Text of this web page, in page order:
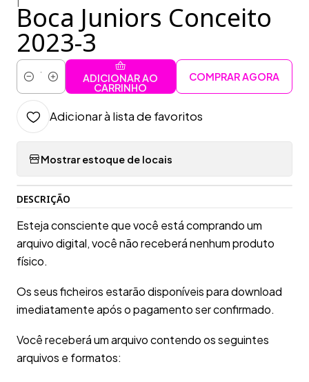
Boca Juniors Conceito
2023-3
Quantidade
ADICIONAR AO
CARRINHO
COMPRAR AGORA
Adicionar à lista de favoritos
Mostrar estoque de locais
DESCRIÇÃO
Esteja consciente que você está comprando um
arquivo digital, você não receberá nenhum produto
físico.
Os seus ficheiros estarão disponíveis para download
imediatamente após o pagamento ser confirmado.
Você receberá um arquivo contendo os seguintes
arquivos e formatos: